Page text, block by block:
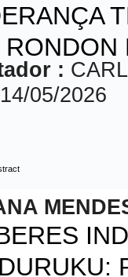
RONDON
:
14/05/2026